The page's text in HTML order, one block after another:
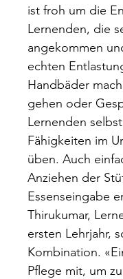
ist froh um die
Lernenden, die
angekommen
echten
Handbäder
gehen oder
Lernenden
Fähigkeiten im
üben. Auch
Anziehen der
Essenseingabe
Thirukumar,
ersten Lehrjahr,
Kombination.
Pflege mit, um